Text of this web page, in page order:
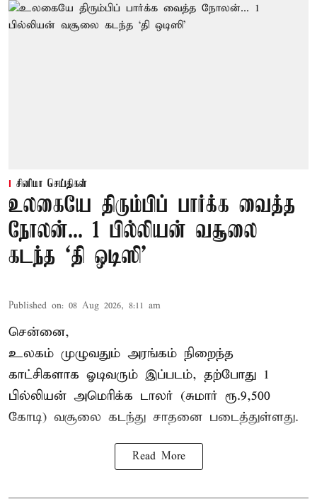
சினிமா செய்திகள்
உலகையே திரும்பிப் பார்க்க வைத்த
நோலன்... 1 பில்லியன் வசூலை
கடந்த ‘தி ஒடிஸி’
Published on: 08 Aug 2026, 8:11 am
சென்னை,
உலகம் முழுவதும் அரங்கம் நிறைந்த
காட்சிகளாக ஓடிவரும் இப்படம், தற்போது 1
பில்லியன் அமெரிக்க டாலர் (சுமார் ரூ.9,500
கோடி) வசூலை கடந்து சாதனை படைத்துள்ளது.
Read More